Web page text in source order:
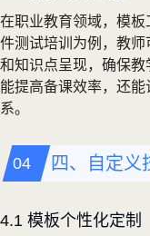
在职业教育领域，模
件测试培训为例，教
和知识点呈现，确保
能提高备课效率，还
系。
四、自定义
4.1 模板个性化定制